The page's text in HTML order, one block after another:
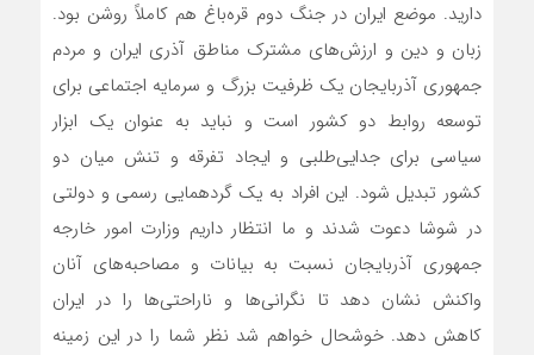
دارید. موضع ایران در جنگ دوم قره‌باغ هم کاملاً روشن بود.
زبان و دین و ارزش‌های مشترک مناطق آذری ایران و مردم
جمهوری آذربایجان یک ظرفیت بزرگ و سرمایه اجتماعی برای
توسعه روابط دو کشور است و نباید به عنوان یک ابزار
سیاسی برای جدایی‌طلبی و ایجاد تفرقه و تنش میان دو
کشور تبدیل شود. این افراد به یک گردهمایی رسمی و دولتی
در شوشا دعوت شدند و ما انتظار داریم وزارت امور خارجه
جمهوری آذربایجان نسبت به بیانات و مصاحبه‌های آنان
واکنش نشان دهد تا نگرانی‌ها و ناراحتی‌ها را در ایران
کاهش دهد. خوشحال خواهم شد نظر شما را در این زمینه